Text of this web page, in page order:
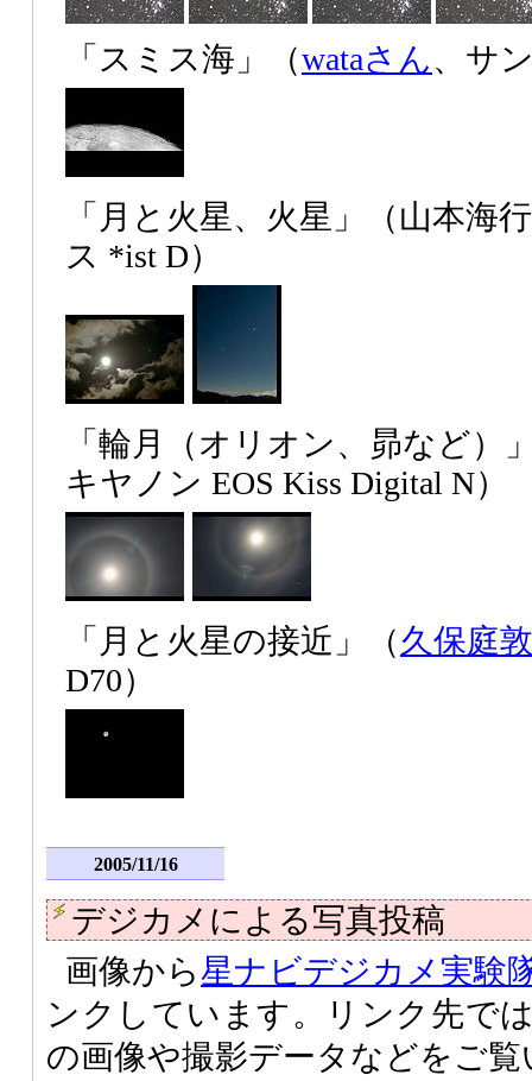
「スミス海」（wataさん、サ
「月と火星、火星」（山本海
ス *ist D）
「輪月（オリオン、昴など）
キヤノン EOS Kiss Digital N）
「月と火星の接近」（久保庭
D70）
2005/11/16
デジカメによる写真投稿
画像から星ナビデジカメ実験
ンクしています。リンク先で
の画像や撮影データなどをご